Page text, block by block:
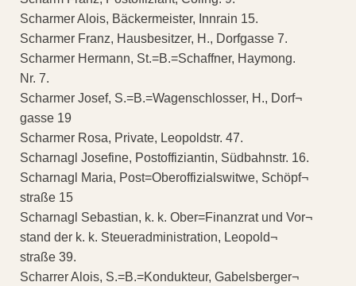
Scharmer Alois, Bäckermeister, Innrain 15.
Scharmer Franz, Hausbesitzer, H., Dorfgasse 7.
Scharmer Hermann, St.=B.=Schaffner, Haymong.
Nr. 7.
Scharmer Josef, S.=B.=Wagenschlosser, H., Dorf¬
gasse 19
Scharmer Rosa, Private, Leopoldstr. 47.
Scharnagl Josefine, Postoffiziantin, Südbahnstr. 16.
Scharnagl Maria, Post=Oberoffizialswitwe, Schöpf¬
straße 15
Scharnagl Sebastian, k. k. Ober=Finanzrat und Vor¬
stand der k. k. Steueradministration, Leopold¬
straße 39.
Scharrer Alois, S.=B.=Kondukteur, Gabelsberger¬